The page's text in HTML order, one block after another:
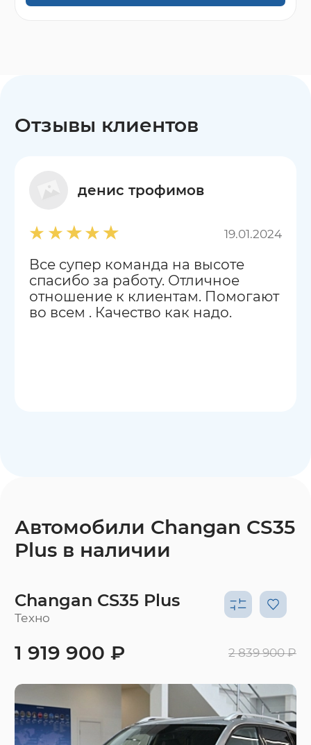
Отзывы клиентов
денис трофимов
19.01.2024
Все супер команда на высоте
спасибо за работу. Отличное
отношение к клиентам. Помогают
во всем . Качество как надо.
Автомобили Changan CS35
Plus в наличии
Changan CS35 Plus
Техно
1 919 900 ₽ 2 839 900 ₽